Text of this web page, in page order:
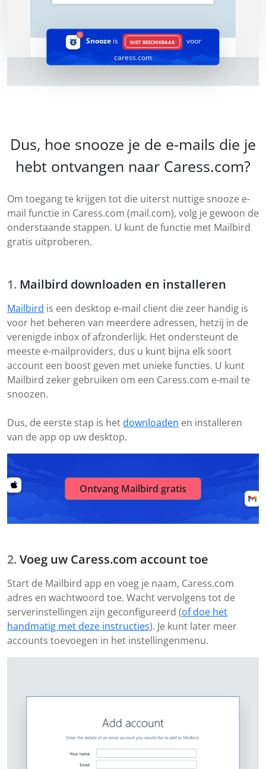
Snooze is NIET BESCHIKBAAR
voor
caress.com
Dus, hoe snooze je de e-mails die je
hebt ontvangen naar Caress.com?
Om toegang te krijgen tot die uiterst nuttige snooze e-
mail functie in Caress.com (mail.com), volg je gewoon de
onderstaande stappen. U kunt de functie met Mailbird
gratis uitproberen.
Mailbird downloaden en installeren
Mailbird is een desktop e-mail client die zeer handig is
voor het beheren van meerdere adressen, hetzij in de
verenigde inbox of afzonderlijk. Het ondersteunt de
meeste e-mailproviders, dus u kunt bijna elk soort
account een boost geven met unieke functies. U kunt
Mailbird zeker gebruiken om een Caress.com e-mail te
snoozen.
Dus, de eerste stap is het downloaden en installeren
van de app op uw desktop.
Ontvang Mailbird gratis
Voeg uw Caress.com account toe
Start de Mailbird app en voeg je naam, Caress.com
adres en wachtwoord toe. Wacht vervolgens tot de
serverinstellingen zijn geconfigureerd (of doe het
handmatig met deze instructies). Je kunt later meer
accounts toevoegen in het instellingenmenu.